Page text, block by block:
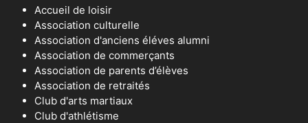
Accueil de loisir
Association culturelle
Association d'anciens éléves alumni
Association de commerçants
Association de parents d’élèves
Association de retraités
Club d'arts martiaux
Club d'athlétisme